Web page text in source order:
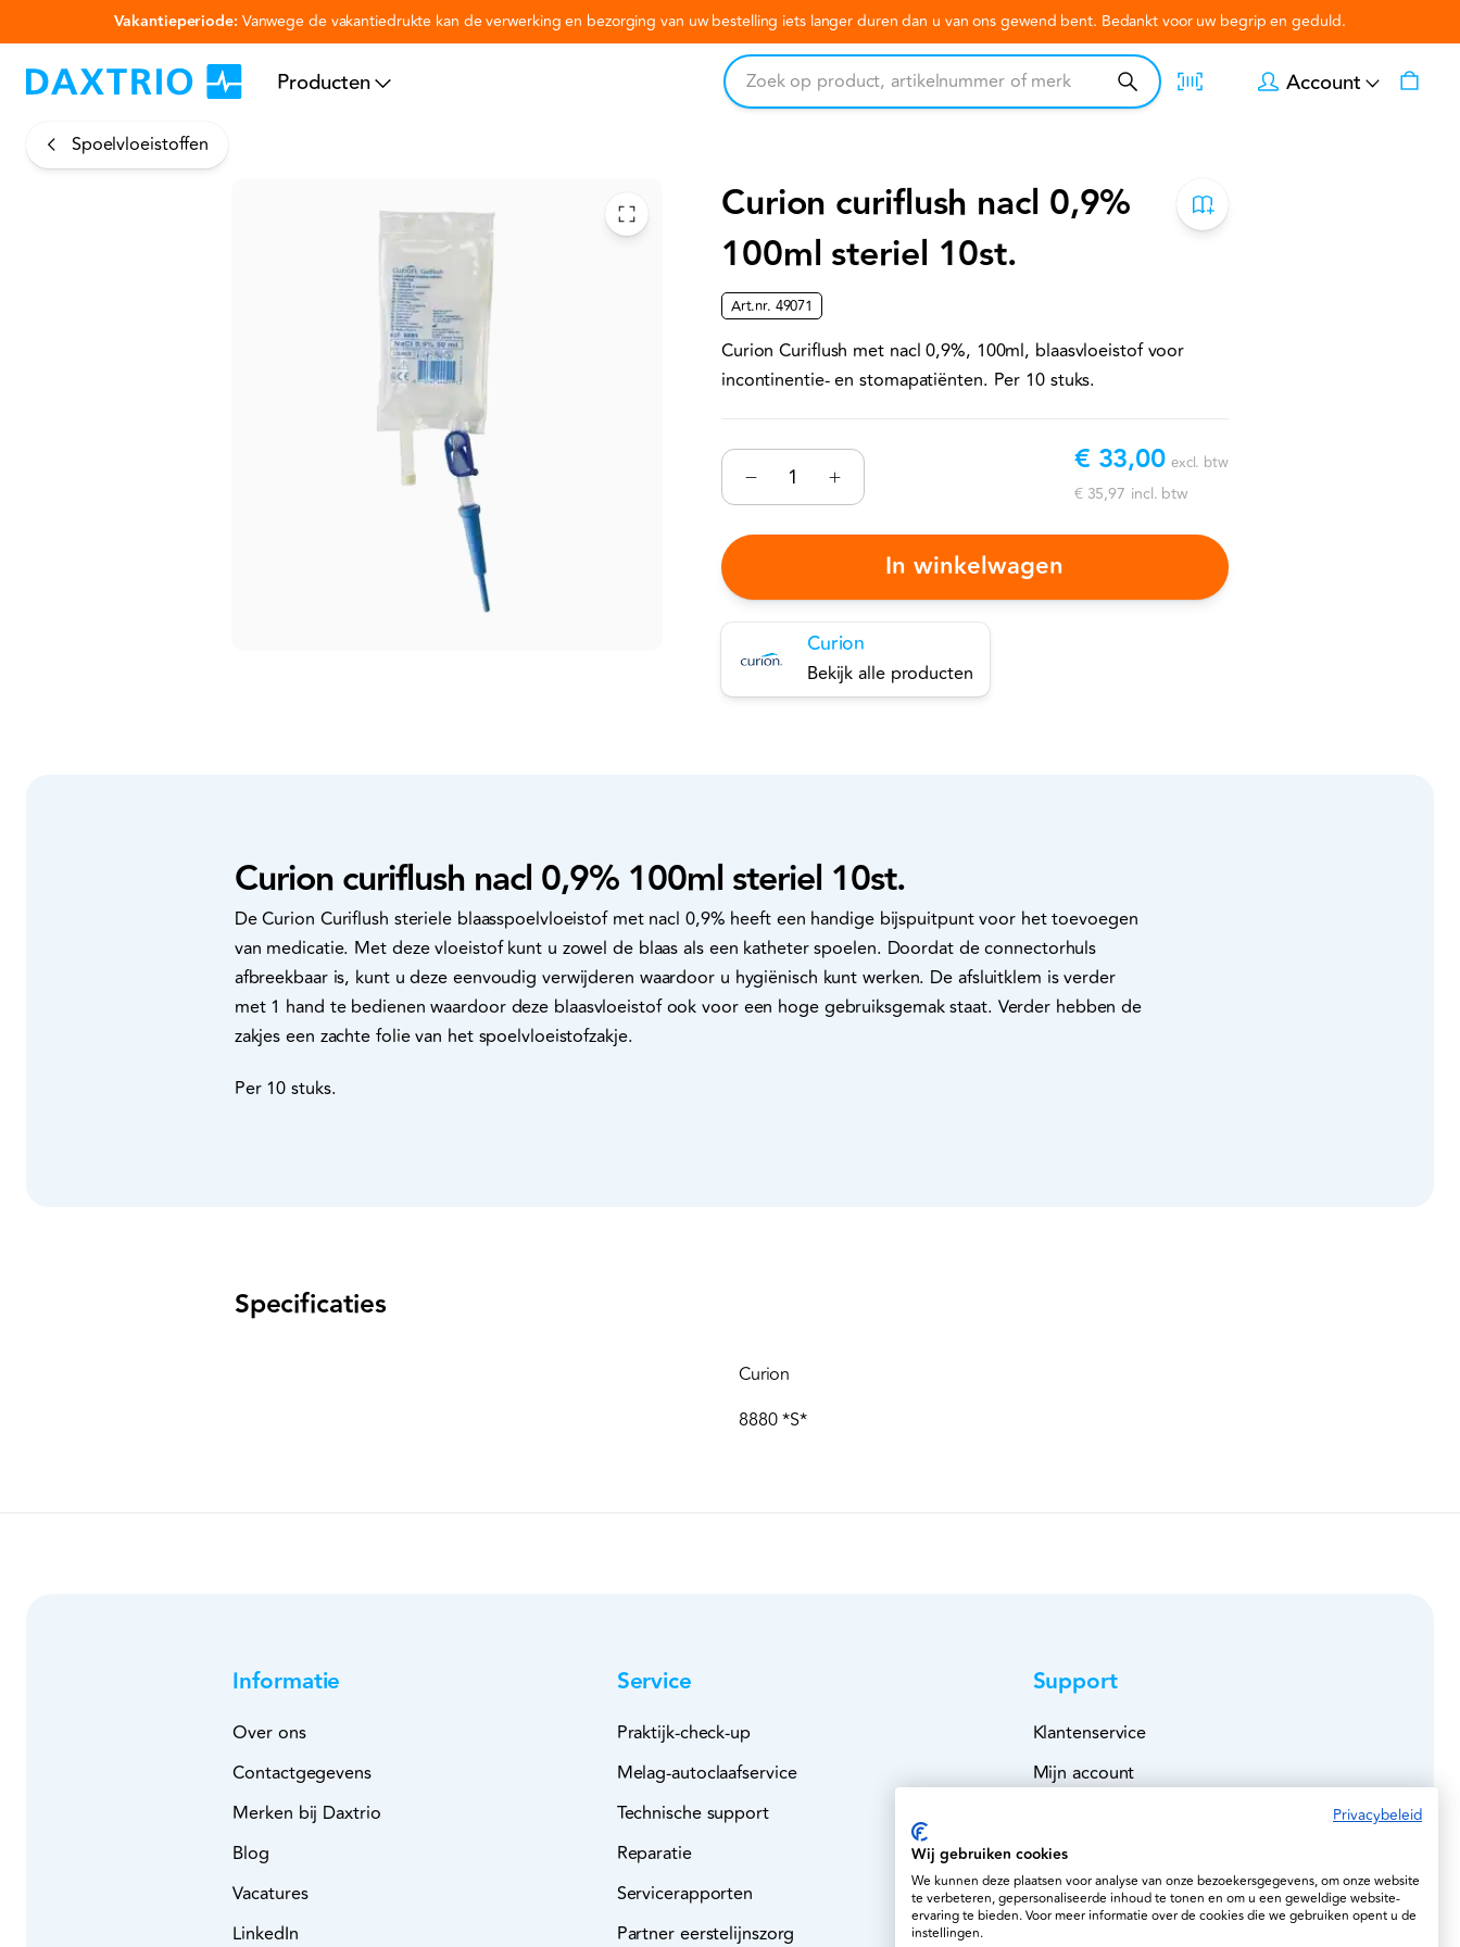
Vakantieperiode: Vanwege de vakantiedrukte kan de verwerking en bezorging van uw bestelling iets langer duren dan u van ons gewend bent. Bedankt voor uw begrip en geduld.
Producten Account
Spoelvloeistoffen
Curion curiflush nacl 0,9%
100ml steriel 10st.
Art.nr. 49071
Curion Curiflush met nacl 0,9%, 100ml, blaasvloeistof voor
incontinentie- en stomapatiënten. Per 10 stuks.
€ 33,00 excl. btw
€ 35,97 incl. btw
In winkelwagen
Curion
Bekijk alle producten
Curion curiflush nacl 0,9% 100ml steriel 10st.
De Curion Curiflush steriele blaasspoelvloeistof met nacl 0,9% heeft een handige bijspuitpunt voor het toevoegen
van medicatie. Met deze vloeistof kunt u zowel de blaas als een katheter spoelen. Doordat de connectorhuls
afbreekbaar is, kunt u deze eenvoudig verwijderen waardoor u hygiënisch kunt werken. De afsluitklem is verder
met 1 hand te bedienen waardoor deze blaasvloeistof ook voor een hoge gebruiksgemak staat. Verder hebben de
zakjes een zachte folie van het spoelvloeistofzakje.
Per 10 stuks.
Specificaties
Curion
8880 *S*
Informatie
Over ons
Contactgegevens
Merken bij Daxtrio
Blog
Vacatures
LinkedIn
Service
Praktijk-check-up
Melag-autoclaafservice
Technische support
Reparatie
Servicerapporten
Partner eerstelijnszorg
Support
Klantenservice
Mijn account
Veilig betalen
Leveringen
Privacybeleid
Wij gebruiken cookies
We kunnen deze plaatsen voor analyse van onze bezoekersgegevens, om onze website
te verbeteren, gepersonaliseerde inhoud te tonen en om u een geweldige website-
ervaring te bieden. Voor meer informatie over de cookies die we gebruiken opent u de
instellingen.